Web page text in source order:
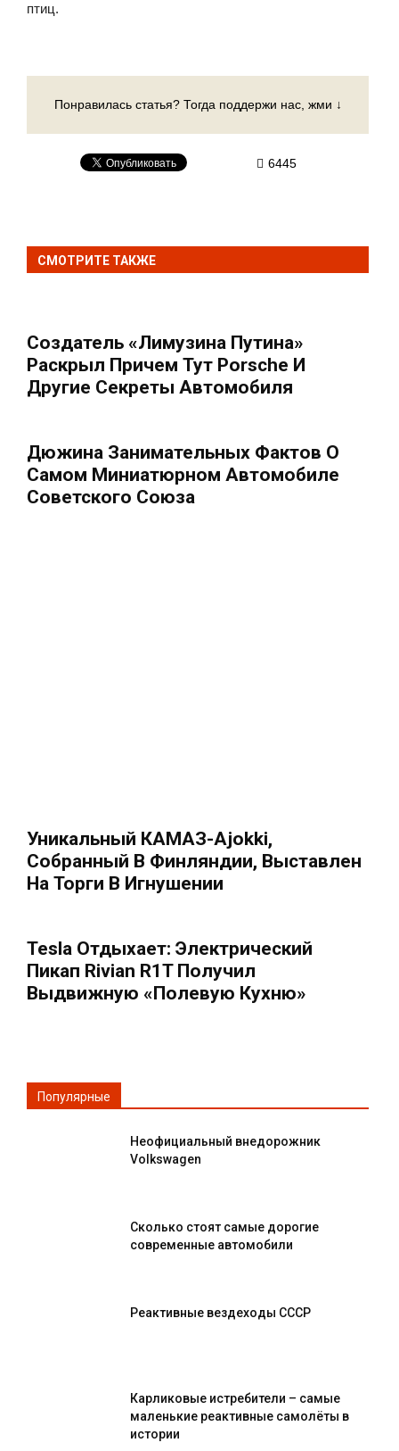
птиц.
Понравилась статья? Тогда поддержи нас, жми ↓
6445
СМОТРИТЕ ТАКЖЕ
Создатель «лимузина Путина»
Раскрыл Причем Тут Porsche И
Другие Секреты Автомобиля
Дюжина Занимательных Фактов О
Самом Миниатюрном Автомобиле
Советского Союза
Уникальный КАМАЗ-Ajokki,
Собранный В Финляндии, Выставлен
На Торги В Игнушении
Tesla Отдыхает: Электрический
Пикап Rivian R1T Получил
Выдвижную «полевую Кухню»
Популярные
Неофициальный внедорожник
Volkswagen
Сколько стоят самые дорогие
современные автомобили
Реактивные вездеходы СССР
Карликовые истребители – самые
маленькие реактивные самолёты в
истории